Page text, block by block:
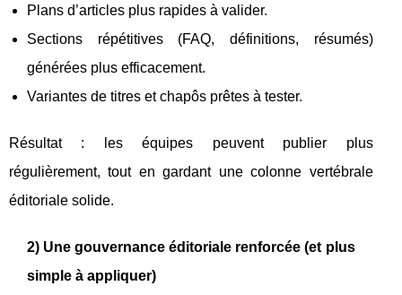
Plans d’articles plus rapides à valider.
Sections répétitives (FAQ, définitions, résumés)
générées plus efficacement.
Variantes de titres et chapôs prêtes à tester.
Résultat : les équipes peuvent publier plus
régulièrement, tout en gardant une colonne vertébrale
éditoriale solide.
2) Une gouvernance éditoriale renforcée (et plus
simple à appliquer)